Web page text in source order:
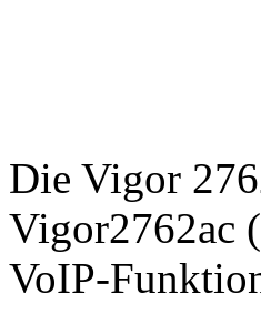
Die Vigor
Vigor2762ac
VoIP-